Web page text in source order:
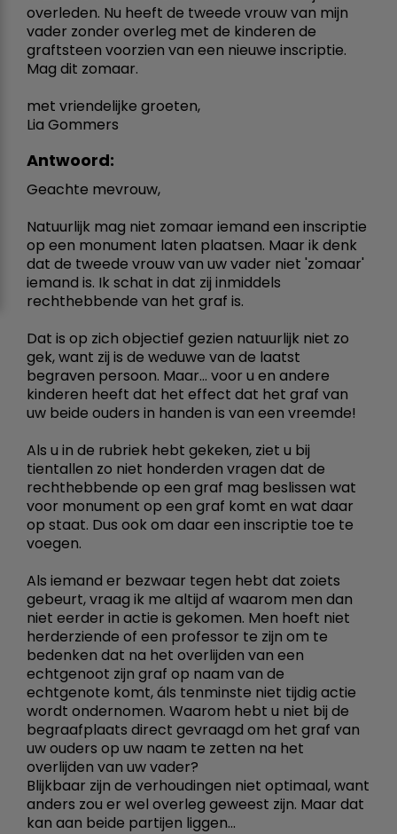
overleden. Nu heeft de tweede vrouw van mijn
vader zonder overleg met de kinderen de
graftsteen voorzien van een nieuwe inscriptie.
Mag dit zomaar.
met vriendelijke groeten,
Lia Gommers
Antwoord:
Geachte mevrouw,
Natuurlijk mag niet zomaar iemand een inscriptie
op een monument laten plaatsen. Maar ik denk
dat de tweede vrouw van uw vader niet 'zomaar'
iemand is. Ik schat in dat zij inmiddels
rechthebbende van het graf is.
Dat is op zich objectief gezien natuurlijk niet zo
gek, want zij is de weduwe van de laatst
begraven persoon. Maar... voor u en andere
kinderen heeft dat het effect dat het graf van
uw beide ouders in handen is van een vreemde!
Als u in de rubriek hebt gekeken, ziet u bij
tientallen zo niet honderden vragen dat de
rechthebbende op een graf mag beslissen wat
voor monument op een graf komt en wat daar
op staat. Dus ook om daar een inscriptie toe te
voegen.
Als iemand er bezwaar tegen hebt dat zoiets
gebeurt, vraag ik me altijd af waarom men dan
niet eerder in actie is gekomen. Men hoeft niet
herderziende of een professor te zijn om te
bedenken dat na het overlijden van een
echtgenoot zijn graf op naam van de
echtgenote komt, áls tenminste niet tijdig actie
wordt ondernomen. Waarom hebt u niet bij de
begraafplaats direct gevraagd om het graf van
uw ouders op uw naam te zetten na het
overlijden van uw vader?
Blijkbaar zijn de verhoudingen niet optimaal, want
anders zou er wel overleg geweest zijn. Maar dat
kan aan beide partijen liggen...